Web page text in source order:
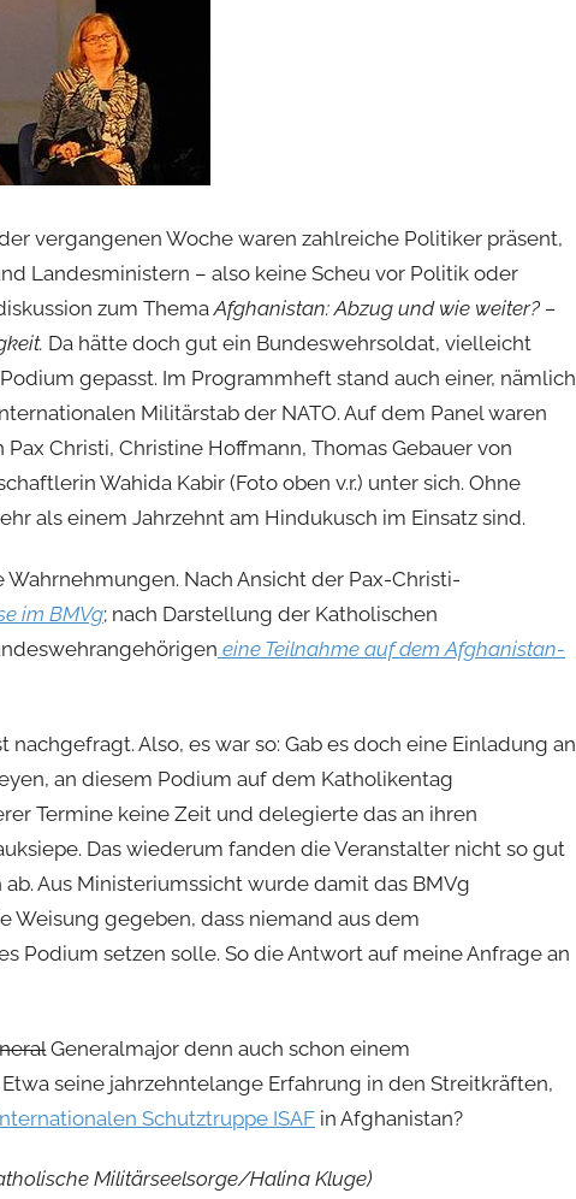
vergangenen Woche waren zahlreiche Politiker präsent,
Landesministern – also keine Scheu vor Politik oder
zum ThemaAfghanistan: Abzug und wie weiter? –
Da hätte doch gut ein Bundeswehrsoldat, vielleicht
gepasst. Im Programmheft stand auch einer, nämlich
Militärstab der NATO. Auf dem Panel waren
Christi, Christine Hoffmann, Thomas Gebauer von
Wahida Kabir (Foto oben v.r.) unter sich. Ohne
als einem Jahrzehnt am Hindukusch im Einsatz sind.
Nach Ansicht der Pax-Christi-
im BMVg; nach Darstellung der Katholischen
eine Teilnahme auf dem Afghanistan-
nachgefragt. Also, es war so: Gab es doch eine Einladung an
an diesem Podium auf dem Katholikentag
Termine keine Zeit und delegierte das an ihren
Das wiederum fanden die Veranstalter nicht so gut
Aus Ministeriumssicht wurde damit das BMVg
Weisung gegeben, dass niemand aus dem
Podium setzen solle. So die Antwort auf meine Anfrage an
Generalmajor denn auch schon einem
seine jahrzehntelange Erfahrung in den Streitkräften,
Schutztruppe ISAF in Afghanistan?
Militärseelsorge/Halina Kluge)